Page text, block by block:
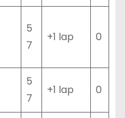
5
7
+1 lap 0
5
7
+1 lap 0